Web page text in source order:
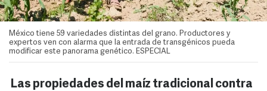
México tiene 59 variedades distintas del grano. Productores y
expertos ven con alarma que la entrada de transgénicos pueda
modificar este panorama genético. ESPECIAL
Las propiedades del maíz tradicional contra